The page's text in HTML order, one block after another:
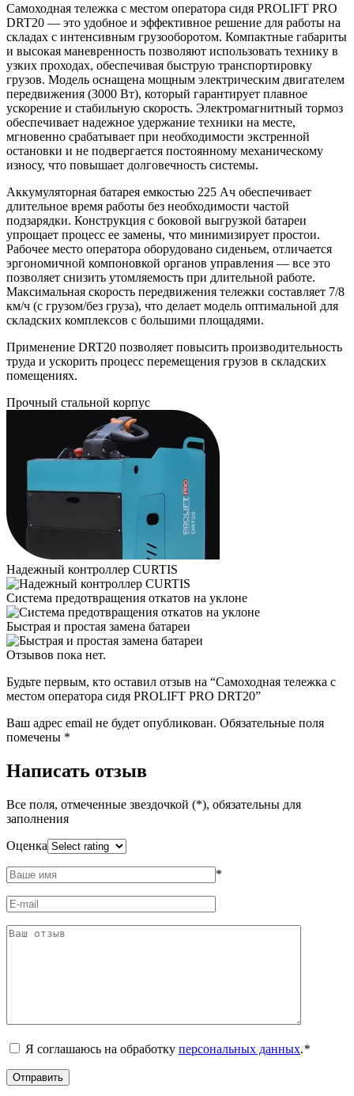
Самоходная тележка с местом оператора сидя PROLIFT PRO
DRT20 — это удобное и эффективное решение для работы на
складах с интенсивным грузооборотом. Компактные габариты
и высокая маневренность позволяют использовать технику в
узких проходах, обеспечивая быструю транспортировку
грузов. Модель оснащена мощным электрическим двигателем
передвижения (3000 Вт), который гарантирует плавное
ускорение и стабильную скорость. Электромагнитный тормоз
обеспечивает надежное удержание техники на месте,
мгновенно срабатывает при необходимости экстренной
остановки и не подвергается постоянному механическому
износу, что повышает долговечность системы.
Аккумуляторная батарея емкостью 225 Ач обеспечивает
длительное время работы без необходимости частой
подзарядки. Конструкция с боковой выгрузкой батареи
упрощает процесс ее замены, что минимизирует простои.
Рабочее место оператора оборудовано сиденьем, отличается
эргономичной компоновкой органов управления — все это
позволяет снизить утомляемость при длительной работе.
Максимальная скорость передвижения тележки составляет 7/8
км/ч (с грузом/без груза), что делает модель оптимальной для
складских комплексов с большими площадями.
Применение DRT20 позволяет повысить производительность
труда и ускорить процесс перемещения грузов в складских
помещениях.
Прочный стальной корпус
Надежный контроллер CURTIS
Система предотвращения откатов на уклоне
Быстрая и простая замена батареи
Отзывов пока нет.
Будьте первым, кто оставил отзыв на “Самоходная тележка с
местом оператора сидя PROLIFT PRO DRT20”
Ваш адрес email не будет опубликован. Обязательные поля
помечены *
Написать отзыв
Все поля, отмеченные звездочкой (*), обязательны для
заполнения
Оценка
*
Я соглашаюсь на обработку персональных данных.*